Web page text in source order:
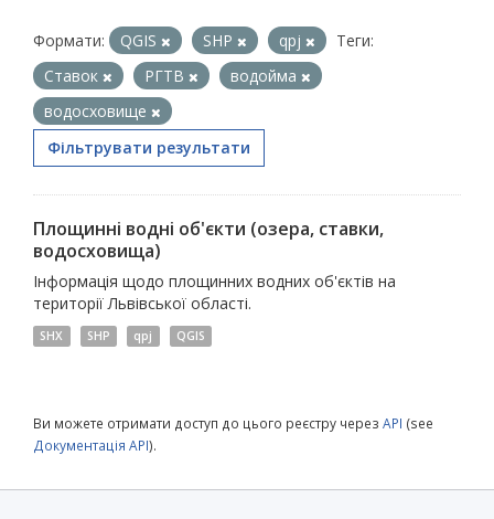
Формати: QGIS SHP qpj
Теги:
Ставок
РГТВ
водойма
водосховище
Фільтрувати результати
Площинні водні об'єкти (озера, ставки,
водосховища)
Інформація щодо площинних водних об'єктів на
території Львівської області.
SHX SHP qpj QGIS
Ви можете отримати доступ до цього реєстру через API (see
Документація API).